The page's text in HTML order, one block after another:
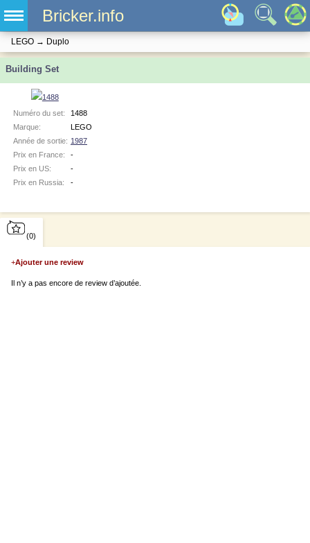
Bricker.info
LEGO → Duplo
Building Set
Numéro du set:
1488
Marque:
LEGO
Année de sortie: 1987
Prix en France:
-
Prix en US:
-
Prix en Russia:
-
(0)
+Ajouter une review
Il n’y a pas encore de review d’ajoutée.